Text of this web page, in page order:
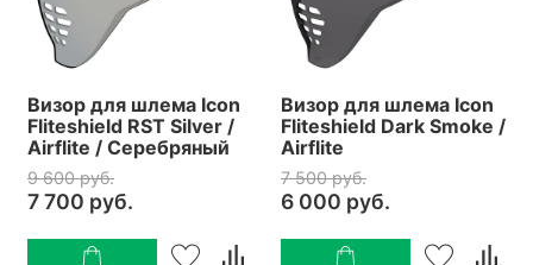
Визор для шлема Icon
Fliteshield RST Silver /
Airflite / Серебряный
9 600 руб.
7 700 руб.
Визор для шлема Icon
Fliteshield Dark Smoke /
Airflite
7 500 руб.
6 000 руб.